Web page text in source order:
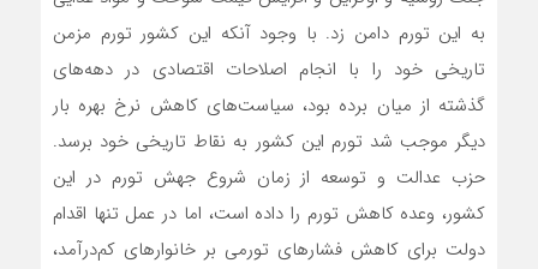
به این تورم دامن زد. با وجود آنکه این کشور تورم مزمن
تاریخی خود را با انجام اصلاحات اقتصادی در دهه‌های
گذشته از میان برده بود، سیاست‌های کاهش نرخ بهره بار
دیگر موجب شد تورم این کشور به نقاط تاریخی خود برسد.
حزب عدالت و توسعه از زمان شروع جهش تورم در این
کشور، وعده کاهش تورم را داده است، اما در عمل تنها اقدام
دولت برای کاهش فشارهای تورمی بر خانوارهای کم‌درآمد،